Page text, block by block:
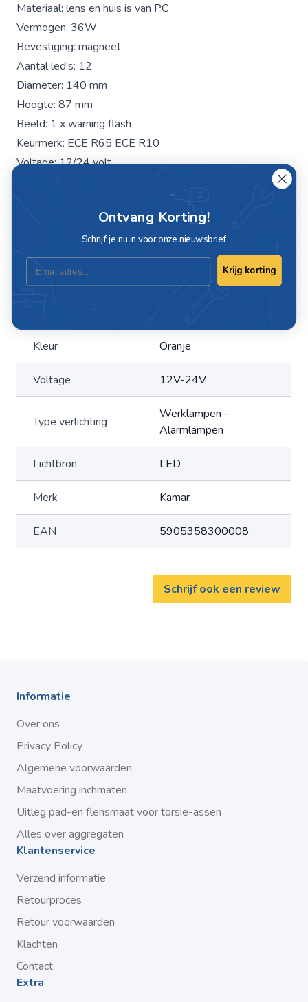
Materiaal: lens en huis is van PC
Vermogen: 36W
Bevestiging: magneet
Aantal led's: 12
Diameter: 140 mm
Hoogte: 87 mm
Beeld: 1 x warning flash
Keurmerk: ECE R65 ECE R10
Voltage: 12/24 volt
Aansluitsnoer 3 meter spiraalkabel met sigaretplug met
Specificaties
Kleur Oranje
Voltage 12V-24V
Type verlichting
Werklampen -
Alarmlampen
Lichtbron LED
Merk Kamar
EAN 5905358300008
Schrijf ook een review
Informatie
Over ons
Privacy Policy
Algemene voorwaarden
Maatvoering inchmaten
Uitleg pad-en flensmaat voor torsie-assen
Alles over aggregaten
Klantenservice
Verzend informatie
Retourproces
Retour voorwaarden
Klachten
Contact
Extra
Ontvang Korting!
Schrijf je nu in voor onze nieuwsbrief
Email
Krijg korting